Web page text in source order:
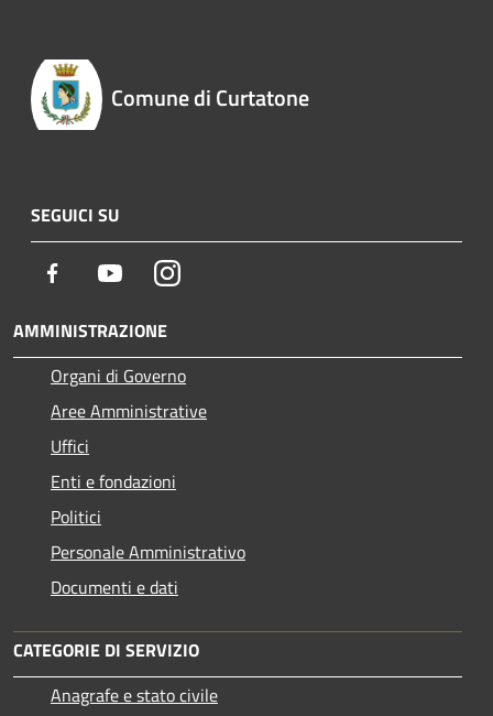
Comune di Curtatone
SEGUICI SU
Facebook YoutubeInstagram
AMMINISTRAZIONE
Organi di Governo
Aree Amministrative
Uffici
Enti e fondazioni
Politici
Personale Amministrativo
Documenti e dati
CATEGORIE DI SERVIZIO
Anagrafe e stato civile